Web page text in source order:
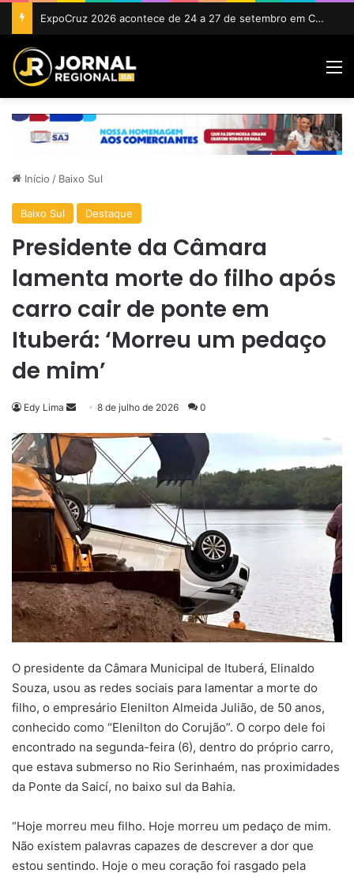
ExpoCruz 2026 acontece de 24 a 27 de setembro em Cruz das Almas
Início / Baixo Sul
Baixo Sul Destaque
Presidente da Câmara
lamenta morte do filho após
carro cair de ponte em
Ituberá: ‘Morreu um pedaço
de mim’
Edy Lima
Mande
e-
mail
8 de julho de 2026 0
O presidente da Câmara Municipal de Ituberá, Elinaldo
Souza, usou as redes sociais para lamentar a morte do
filho, o empresário Elenilton Almeida Julião, de 50 anos,
conhecido como “Elenilton do Corujão”. O corpo dele foi
encontrado na segunda-feira (6), dentro do próprio carro,
que estava submerso no Rio Serinhaém, nas proximidades
da Ponte da Saicí, no baixo sul da Bahia.
“Hoje morreu meu filho. Hoje morreu um pedaço de mim.
Não existem palavras capazes de descrever a dor que
estou sentindo. Hoje o meu coração foi rasgado pela